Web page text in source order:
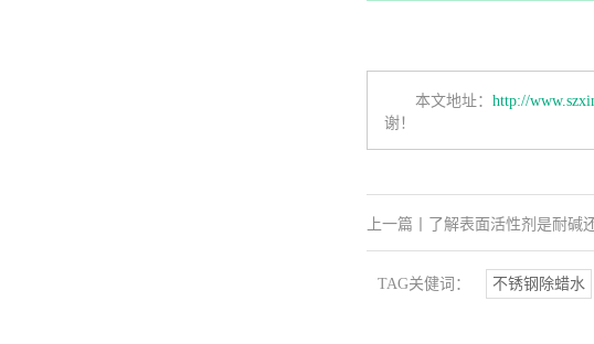
本文地址： http://
谢！
上一篇 了解表面活性剂是耐碱
TAG关健词： 不锈钢除蜡水